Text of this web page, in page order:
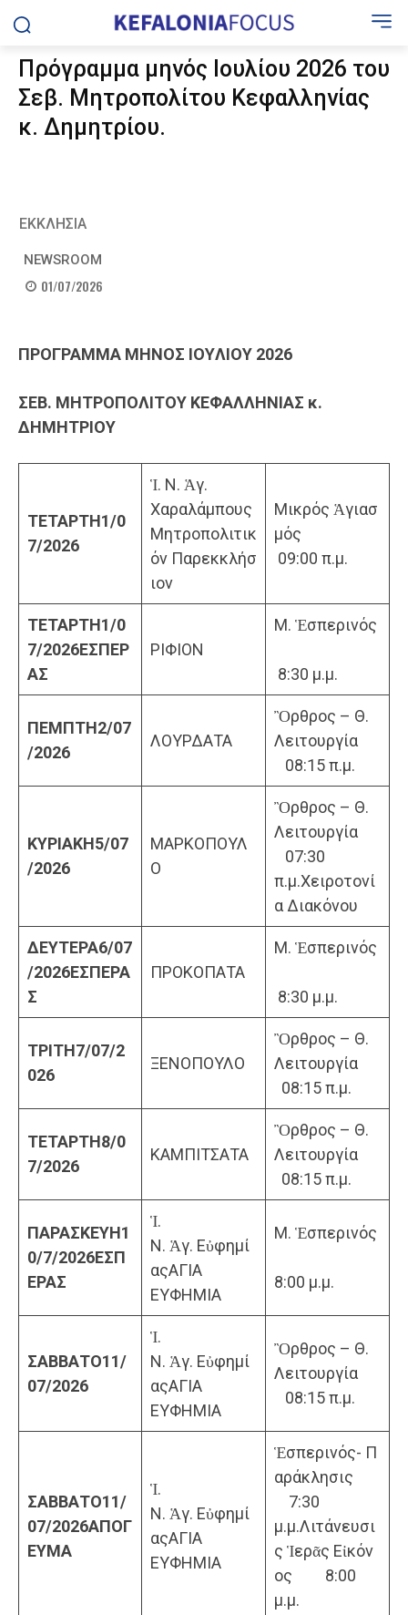
Πρόγραμμα μηνός Ιουλίου 2026 του
Σεβ. Μητροπολίτου Κεφαλληνίας
κ. Δημητρίου.
ΕΚΚΛΗΣΙΑ
NEWSROOM
01/07/2026
ΠΡΟΓΡΑΜΜΑ ΜΗΝΟΣ IOYΛΙΟΥ 2026
ΣΕΒ. ΜΗΤΡΟΠΟΛΙΤΟΥ ΚΕΦΑΛΛΗΝΙΑΣ κ.
ΔΗΜΗΤΡΙΟΥ
TETAΡTH1/0
7/2026
Ἱ. Ν. Ἁγ.
Χαραλάμπους
Μητροπολιτικ
όν Παρεκκλήσ
ιον
Μικρός Ἁγιασ
μός
09:00 π.μ.
ΤΕΤΑΡΤΗ1/0
7/2026ΕΣΠΕΡ
ΑΣ
ΡΙΦΙΟΝ
Μ. Ἑσπερινός
8:30 μ.μ.
ΠΕΜΠΤΗ2/07
/2026
ΛΟΥΡΔΑΤΑ
Ὂρθρος – Θ.
Λειτουργία
08:15 π.μ.
ΚΥΡΙΑΚΗ5/07
/2026
ΜΑΡΚΟΠΟΥΛ
Ο
Ὂρθρος – Θ.
Λειτουργία
07:30
π.μ.Χειροτονί
α Διακόνου
ΔΕΥΤΕΡΑ6/07
/2026ΕΣΠΕΡΑ
Σ
ΠΡΟΚΟΠΑΤΑ
Μ. Ἑσπερινός
8:30 μ.μ.
ΤΡΙΤΗ7/07/2
026
ΞΕΝΟΠΟΥΛΟ
Ὂρθρος – Θ.
Λειτουργία
08:15 π.μ.
ΤΕΤΑΡΤΗ8/0
7/2026
ΚΑΜΠΙΤΣΑΤΑ
Ὂρθρος – Θ.
Λειτουργία
08:15 π.μ.
ΠΑΡΑΣΚΕΥΗ1
0/7/2026ΕΣΠ
ΕΡΑΣ
Ἱ.
Ν. Ἁγ. Εὐφημί
αςΑΓΙΑ
ΕΥΦΗΜΙΑ
Μ. Ἑσπερινός
8:00 μ.μ.
ΣΑΒΒΑΤΟ11/
07/2026
Ἱ.
Ν. Ἁγ. Εὐφημί
αςΑΓΙΑ
ΕΥΦΗΜΙΑ
Ὂρθρος – Θ.
Λειτουργία
08:15 π.μ.
ΣΑΒΒΑΤΟ11/
07/2026ΑΠΟΓ
ΕΥΜΑ
Ἱ.
Ν. Ἁγ. Εὐφημί
αςΑΓΙΑ
ΕΥΦΗΜΙΑ
Ἑσπερινός- Π
αράκλησις
7:30
μ.μ.Λιτάνευσι
ς Ἱερᾶς Εἰκόν
ος 8:00
μ.μ.